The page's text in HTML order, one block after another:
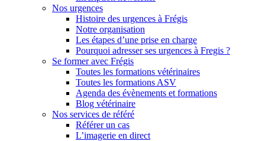
Nos urgences
Histoire des urgences à Frégis
Notre organisation
Les étapes d’une prise en charge
Pourquoi adresser ses urgences à Fregis ?
Se former avec Frégis
Toutes les formations vétérinaires
Toutes les formations ASV
Agenda des évènements et formations
Blog vétérinaire
Nos services de référé
Référer un cas
L’imagerie en direct